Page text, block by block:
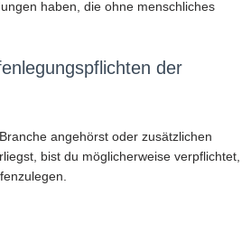
haben, die ohne menschliches
der
angehörst oder zusätzlichen
bist du möglicherweise verpflichtet,